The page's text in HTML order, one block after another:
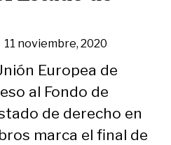
11 noviembre, 2020
Europea de
al Fondo de
de derecho en
marca el final de